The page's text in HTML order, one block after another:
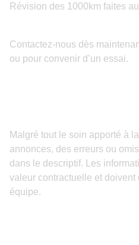
Révision des 1000km faites
Contactez-nous dès
ou pour convenir d’un essai.
Malgré tout le soin apporté à
annonces, des erreurs ou
dans le descriptif. Les
valeur contractuelle et doivent
équipe.